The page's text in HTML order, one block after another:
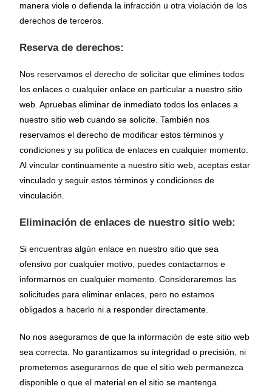
manera viole o defienda la infracción u otra violación de los
derechos de terceros.
Reserva de derechos:
Nos reservamos el derecho de solicitar que elimines todos
los enlaces o cualquier enlace en particular a nuestro sitio
web. Apruebas eliminar de inmediato todos los enlaces a
nuestro sitio web cuando se solicite. También nos
reservamos el derecho de modificar estos términos y
condiciones y su política de enlaces en cualquier momento.
Al vincular continuamente a nuestro sitio web, aceptas estar
vinculado y seguir estos términos y condiciones de
vinculación.
Eliminación de enlaces de nuestro sitio web:
Si encuentras algún enlace en nuestro sitio que sea
ofensivo por cualquier motivo, puedes contactarnos e
informarnos en cualquier momento. Consideraremos las
solicitudes para eliminar enlaces, pero no estamos
obligados a hacerlo ni a responder directamente.
No nos aseguramos de que la información de este sitio web
sea correcta. No garantizamos su integridad o precisión, ni
prometemos asegurarnos de que el sitio web permanezca
disponible o que el material en el sitio se mantenga